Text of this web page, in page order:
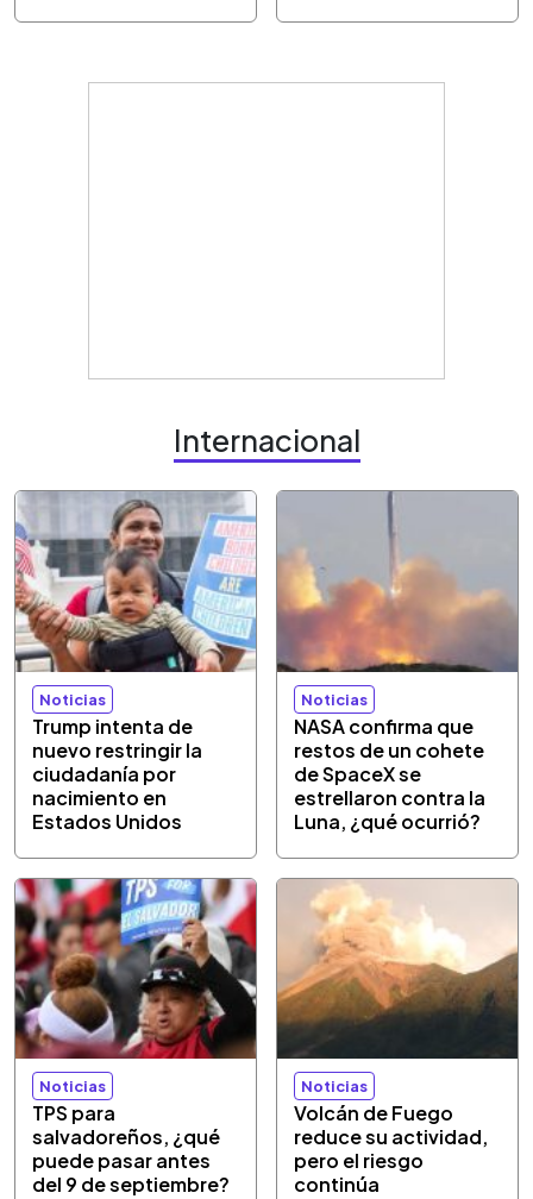
Internacional
Noticias
Trump intenta de
nuevo restringir la
ciudadanía por
nacimiento en
Estados Unidos
Noticias
NASA confirma que
restos de un cohete
de SpaceX se
estrellaron contra la
Luna, ¿qué ocurrió?
Noticias
TPS para
salvadoreños, ¿qué
puede pasar antes
del 9 de septiembre?
Noticias
Volcán de Fuego
reduce su actividad,
pero el riesgo
continúa